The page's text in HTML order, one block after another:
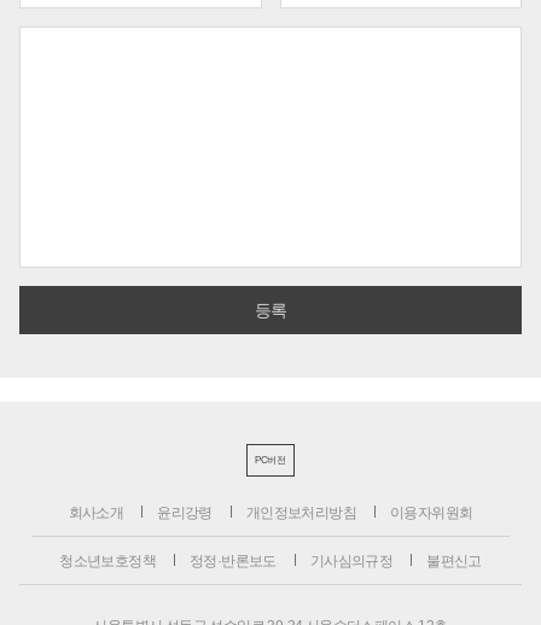
PC버전
회사소개 윤리강령 개인정보처리방침 이용자위원회
청소년보호정책 정정·반론보도 기사심의규정 불편신고